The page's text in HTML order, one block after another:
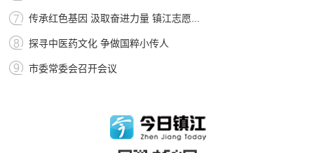
传承红色基因 汲取奋进力量 镇江志愿...
探寻中医药文化 争做国粹小传人
市委常委会召开会议